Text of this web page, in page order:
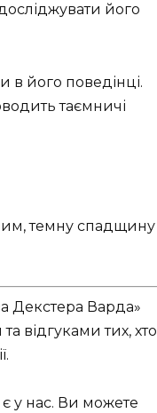
його
в його поведінці.
таємничі
темну спадщину
Декстера Варда»
відгуками тих, хто
у нас. Ви можете